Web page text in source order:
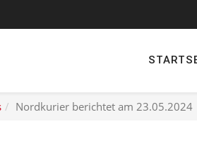
Nordkurier berichtet am 23.05.2024